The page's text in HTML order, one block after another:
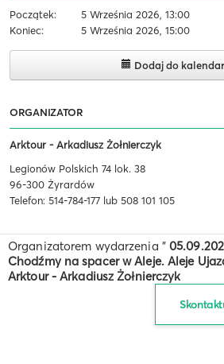
Początek:
5 Września 2026, 13:00
Koniec:
5 Września 2026, 15:00
Dodaj do
ORGANIZATOR
Arktour - Arkadiusz Żołnierczyk
Legionów Polskich 74 lok. 38
96-300 Żyrardów
Telefon: 514-784-177 lub 508 101 105
Organizatorem wydarzenia "
Chodźmy na spacer w Aleje. Aleje
Arktour - Arkadiusz Żołnierczyk